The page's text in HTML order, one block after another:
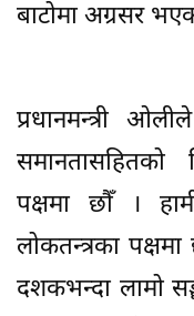
बाटोमा अग्रसर
प्रधानमन्त्री
समानतासहितको
पक्षमा छौँ ।
लोकतन्त्रका
दशकभन्दा लामो